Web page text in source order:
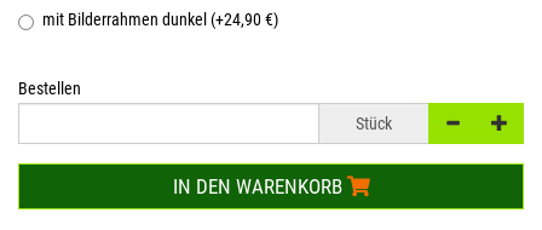
mit Bilderrahmen dunkel (+24,90 €)
Bestellen
Stück
IN DEN WARENKORB